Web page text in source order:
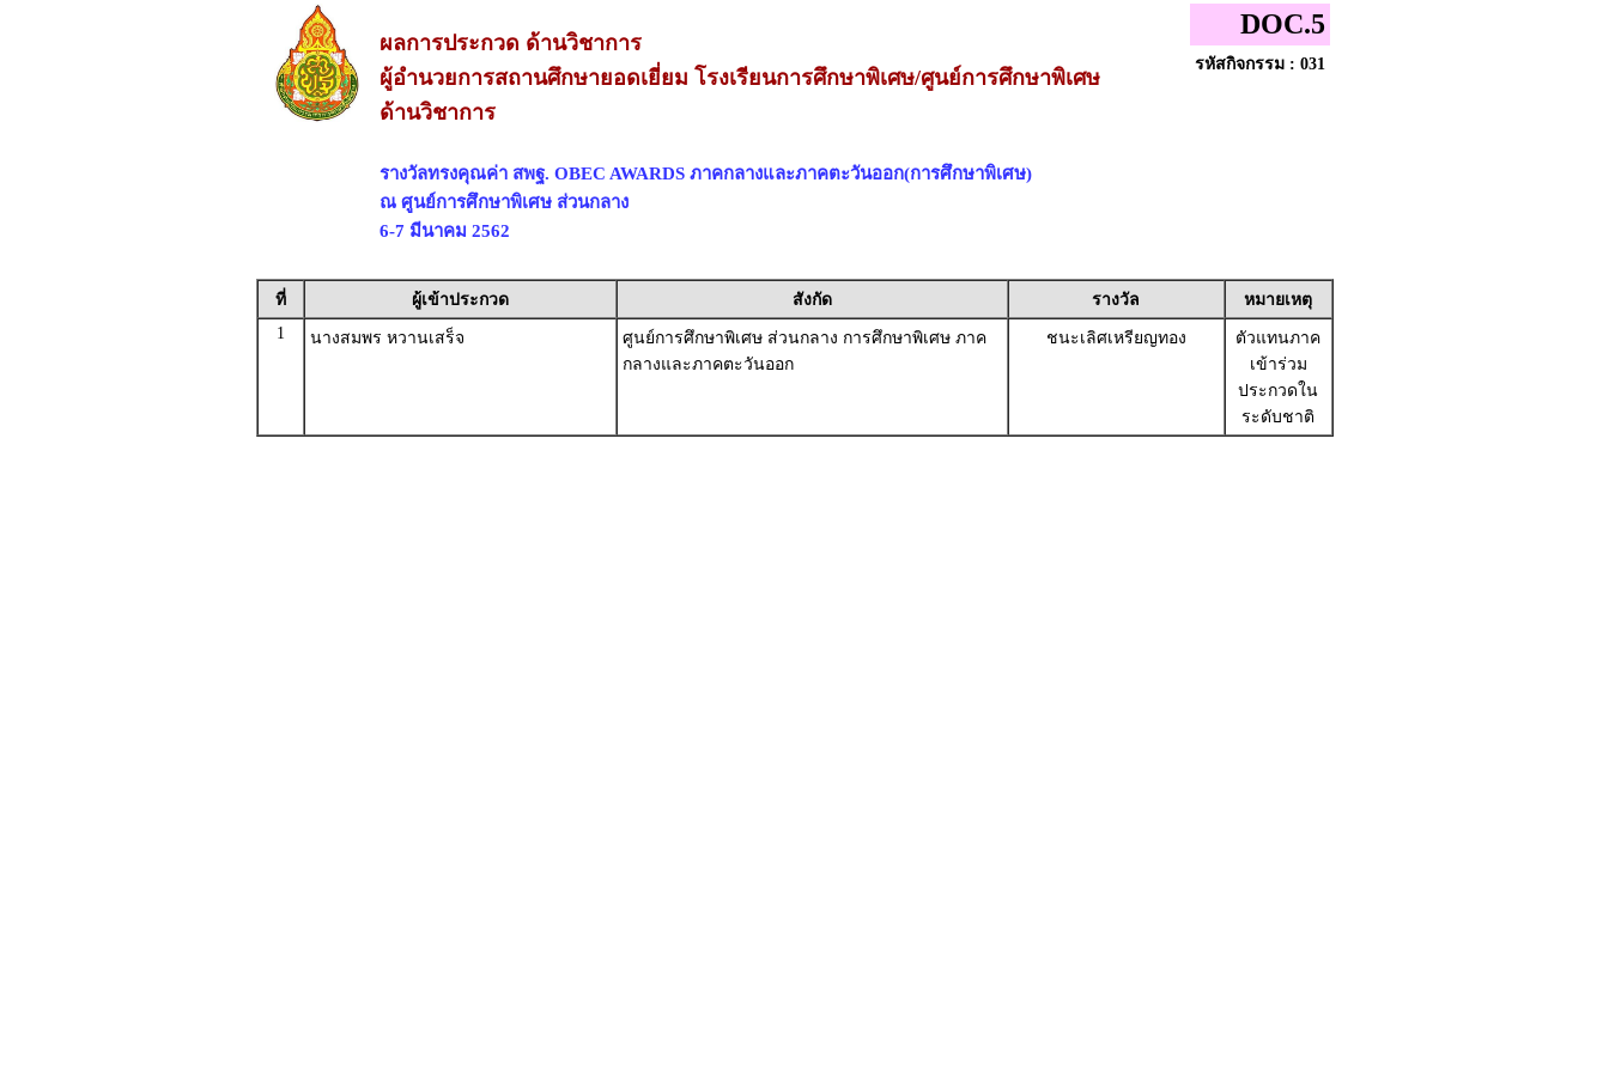
ผลการประกวด ด้านวิชาการ
ผู้อำนวยการสถานศึกษายอดเยี่ยม โรงเรียนการศึกษาพิเศษ/ศูนย์การศึกษาพิเศษ
ด้านวิชาการ
รางวัลทรงคุณค่า สพฐ. OBEC AWARDS ภาคกลางและภาคตะวันออก(การศึกษาพิเศษ)
ณ ศูนย์การศึกษาพิเศษ ส่วนกลาง
6-7 มีนาคม 2562
DOC.5
รหัสกิจกรรม : 031
ที่ ผู้เข้าประกวด สังกัด รางวัล
หมายเหตุ
1
นางสมพร หวานเสร็จ
ศูนย์การศึกษาพิเศษ ส่วนกลาง การศึกษาพิเศษ ภาค
กลางและภาคตะวันออก
ชนะเลิศเหรียญทอง
ตัวแทนภาค
เข้าร่วม
ประกวดใน
ระดับชาติ